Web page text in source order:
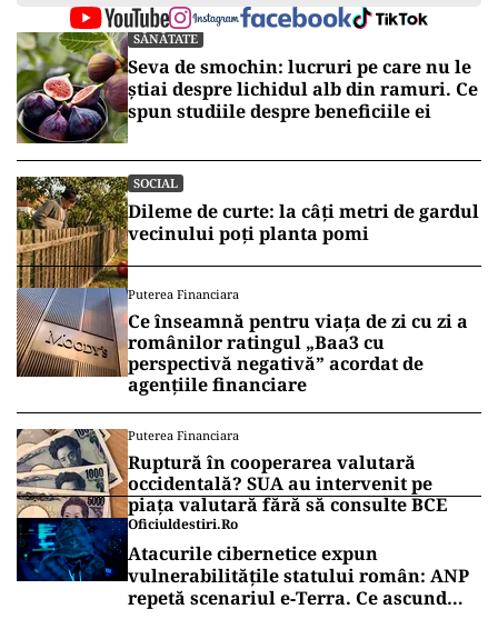
SĂNĂTATE
Seva de smochin: lucruri pe care nu le
știai despre lichidul alb din ramuri. Ce
spun studiile despre beneficiile ei
SOCIAL
Dileme de curte: la câți metri de gardul
vecinului poți planta pomi
Puterea Financiara
Ce înseamnă pentru viața de zi cu zi a
românilor ratingul „Baa3 cu
perspectivă negativă” acordat de
agențiile financiare
Puterea Financiara
Ruptură în cooperarea valutară
occidentală? SUA au intervenit pe
piața valutară fără să consulte BCE
Oficiuldestiri.ro
Atacurile cibernetice expun
vulnerabilitățile statului român: ANP
repetă scenariul e‑Terra. Ce ascund